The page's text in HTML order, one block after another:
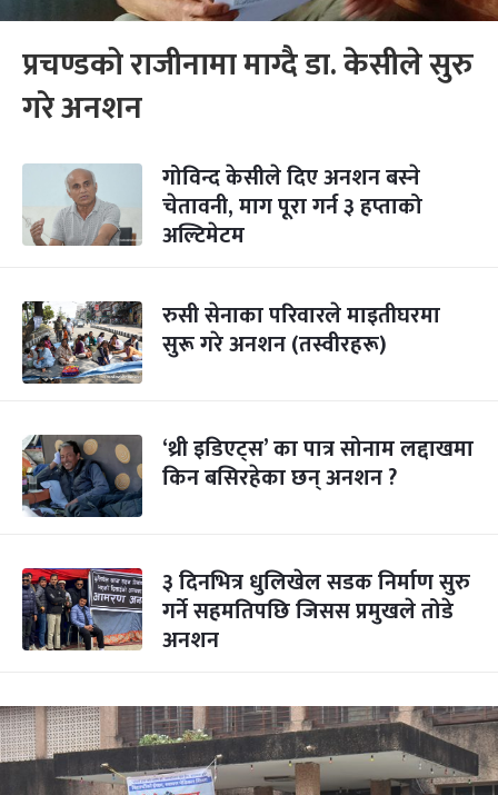
प्रचण्डको राजीनामा माग्दै डा. केसीले सुरु
गरे अनशन
गोविन्द केसीले दिए अनशन बस्ने
चेतावनी, माग पूरा गर्न ३ हप्ताको
अल्टिमेटम
रुसी सेनाका परिवारले माइतीघरमा
सुरू गरे अनशन (तस्वीरहरू)
‘थ्री इडिएट्स’ का पात्र सोनाम लद्दाखमा
किन बसिरहेका छन् अनशन ?
३ दिनभित्र धुलिखेल सडक निर्माण सुरु
गर्ने सहमतिपछि जिसस प्रमुखले तोडे
अनशन